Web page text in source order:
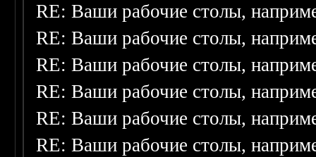
RE: Ваши рабочие столы,
RE: Ваши рабочие столы,
RE: Ваши рабочие столы,
RE: Ваши рабочие столы,
RE: Ваши рабочие столы,
RE: Ваши рабочие столы,